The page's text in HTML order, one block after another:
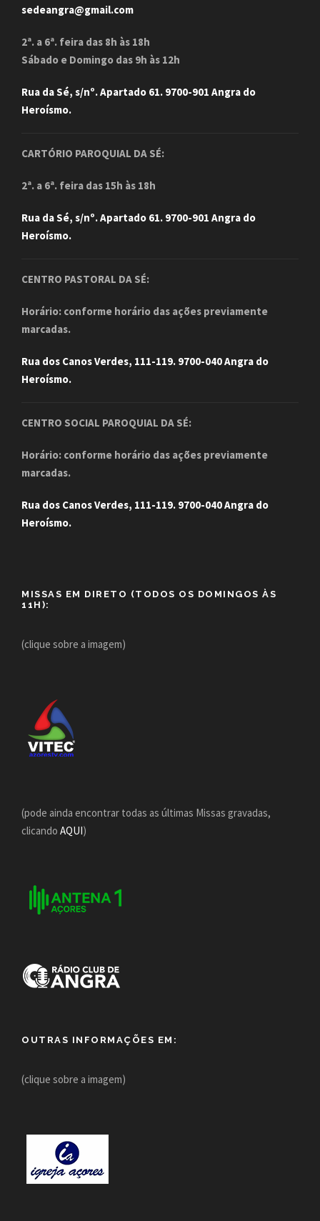
sedeangra@gmail.com
2ª. a 6ª. feira das 8h às 18h
Sábado e Domingo das 9h às 12h
Rua da Sé, s/nº. Apartado 61. 9700-901 Angra do
Heroísmo.
CARTÓRIO PAROQUIAL DA SÉ:
2ª. a 6ª. feira das 15h às 18h
Rua da Sé, s/nº. Apartado 61. 9700-901 Angra do
Heroísmo.
CENTRO PASTORAL DA SÉ:
Horário: conforme horário das ações previamente
marcadas.
Rua dos Canos Verdes, 111-119. 9700-040 Angra do
Heroísmo.
CENTRO SOCIAL PAROQUIAL DA SÉ:
Horário: conforme horário das ações previamente
marcadas.
Rua dos Canos Verdes, 111-119. 9700-040 Angra do
Heroísmo.
MISSAS EM DIRETO (TODOS OS DOMINGOS ÀS
11H):
(clique sobre a imagem)
(pode ainda encontrar todas as últimas Missas gravadas,
clicando AQUI)
OUTRAS INFORMAÇÕES EM:
(clique sobre a imagem)